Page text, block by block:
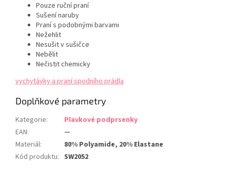
Pouze ruční praní
Sušení naruby
Praní s podobnými barvami
Nežehlit
Nesušit v sušičce
Nebělit
Nečistit chemicky
vychytávky a praní spodního prádla
Doplňkové parametry
Kategorie:
Plavkové podprsenky
EAN:
—
Materiál:
80% Polyamide, 20% Elastane
Kód produktu: SW2052